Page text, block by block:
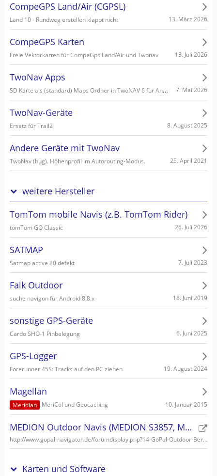
CompeGPS Land/Air (CGPSL)
Land 10 - Rundweg erstellen klappt nicht 13. März 2026
CompeGPS Karten
Freie Vektorkarten für CompeGps Land/Air und Twonav 13. Juli 2026
TwoNav Apps
SD Karte als (standard) Maps Ordner in TwoNAV 6 für Android einstellen/wählen 7. Mai 2026
TwoNav-Geräte
Ersatz für Trail2 8. August 2025
Andere Geräte mit TwoNav
TwoNav (bug). Höhenprofil im Autorouting-Modus. 25. April 2021
weitere Hersteller
TomTom mobile Navis (z.B. TomTom Rider)
tomTom GO Classic 26. Juli 2026
SATMAP
Satmap active 20 defekt 7. Juli 2023
Falk Outdoor
suche navigon für Android 8.8.x 18. Juni 2019
sonstige GPS-Geräte
Cardo SHO-1 Pinbelegung 6. Juni 2025
GPS-Logger
Forerunner 45S: Tracks auf den PC ziehen 19. August 2024
Magellan
Meridian MeriCol und Geocaching 10. Januar 2015
MEDION Outdoor Navis (MEDION S3857, MEDION S3747)
http://www.gopal-navigator.de/forumdisplay.php?14-GoPal-Outdoor-Bereich
Karten und Software